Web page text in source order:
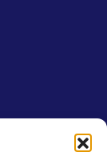
Bir Nesil: